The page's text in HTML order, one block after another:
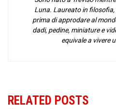
Luna. Laureato in
prima di approdare al
dadi, pedine, miniature e
equivale a vivere
RELATED POSTS